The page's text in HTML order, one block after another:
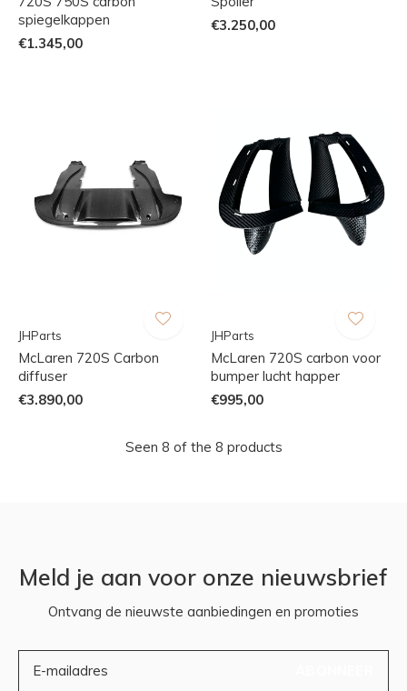
spiegelkappen
€1.345,00
€3.250,00
JHParts
McLaren 720S Carbon
diffuser
€3.890,00
JHParts
McLaren 720S carbon voor
bumper lucht happer
€995,00
Seen 8 of the 8 products
Meld je aan voor onze nieuwsbrief
Ontvang de nieuwste aanbiedingen en promoties